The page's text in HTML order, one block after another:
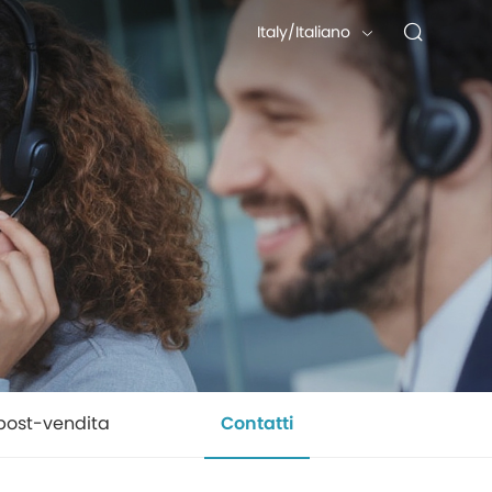
Italy/Italiano
vendita Contatti